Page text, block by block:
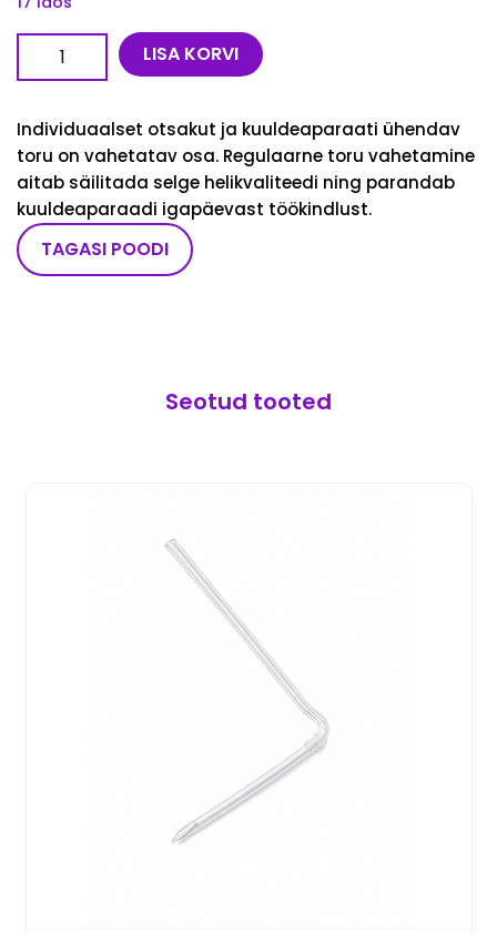
Toru (3 cm) kogusLISA KORVI
Individuaalset otsakut ja kuuldeaparaati ühendav
toru on vahetatav osa. Regulaarne toru vahetamine
aitab säilitada selge helikvaliteedi ning parandab
kuuldeaparaadi igapäevast töökindlust.
TAGASI POODI
Seotud tooted